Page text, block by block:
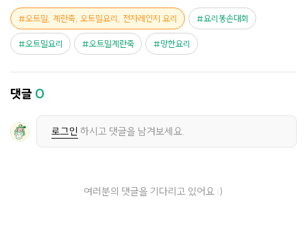
오트밀, 계란죽, 오트밀요리, 전자레인지 요리 요리똥손대회
오트밀요리 오트밀계란죽 망한요리
댓글 0
로그인 하시고 댓글을 남겨보세요.
여러분의 댓글을 기다리고 있어요 :)